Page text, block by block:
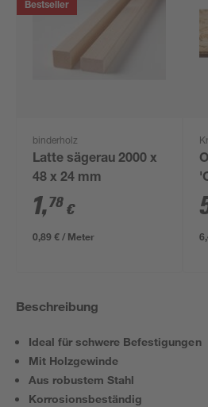
Bestseller
binderholz
Latte sägerau 2000 x
48 x 24 mm
1,78 €
0,89 € / Meter
Beschreibung
Ideal für schwere Befestigungen
Mit Holzgewinde
Aus robustem Stahl
Korrosionsbeständig